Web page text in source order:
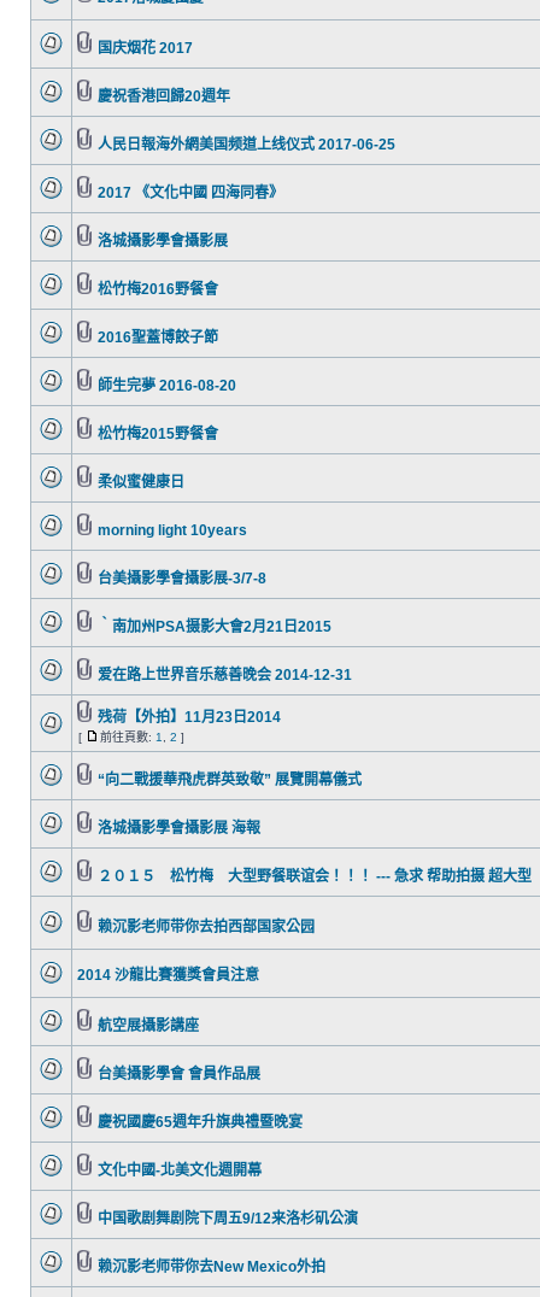
国庆烟花 2017
慶祝香港回歸20週年
人民日報海外網美国频道上线仪式 2017-06-25
2017 《文化中國 四海同春》
洛城攝影學會攝影展
松竹梅2016野餐會
2016聖蓋博餃子節
師生完夢 2016-08-20
松竹梅2015野餐會
柔似蜜健康日
morning light 10years
台美攝影學會攝影展-3/7-8
｀南加州PSA摄影大會2月21日2015
爱在路上世界音乐慈善晚会 2014-12-31
残荷【外拍】11月23日2014
[ 前往頁數: 1 2 ]
“向二戰援華飛虎群英致敬” 展覽開幕儀式
洛城攝影學會攝影展 海報
２０１５ 松竹梅 大型野餐联谊会！！！ --- 急求 帮助拍摄 超大
赖沉影老师带你去拍西部国家公园
2014 沙龍比賽獲獎會員注意
航空展攝影講座
台美攝影學會 會員作品展
慶祝國慶65週年升旗典禮暨晚宴
文化中國-北美文化週開幕
中国歌剧舞剧院下周五9/12来洛杉矶公演
赖沉影老师带你去New Mexico外拍